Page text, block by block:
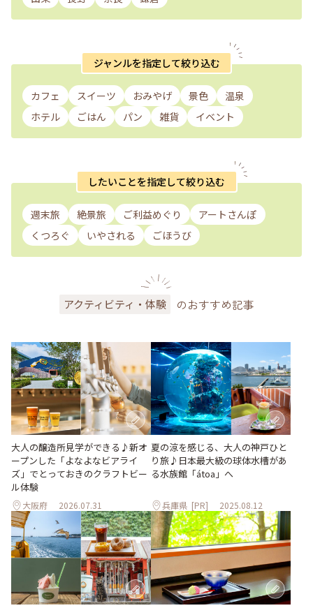
ジャンルを指定して絞り込む
カフェ スイーツ おみやげ 景色
温泉
ホテル
ごはん パン 雑貨 イベント
したいことを指定して絞り込む
週末旅 絶景旅 ご利益めぐり
アートさんぽ
くつろぐ
いやされる ごほうび
アクティビティ・体験 のおすすめ記事
大人の醸造所見学ができる♪新オ
ープンした「よなよなビアライ
ズ」でとっておきのクラフトビー
ル体験
大阪府 2026.07.31
夏の涼を感じる、大人の神戸ひと
り旅♪日本最大級の球体水槽があ
る水族館「átoa」へ
兵庫県 [PR] 2025.08.12